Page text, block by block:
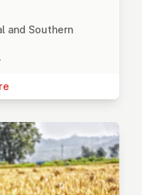
and Southern